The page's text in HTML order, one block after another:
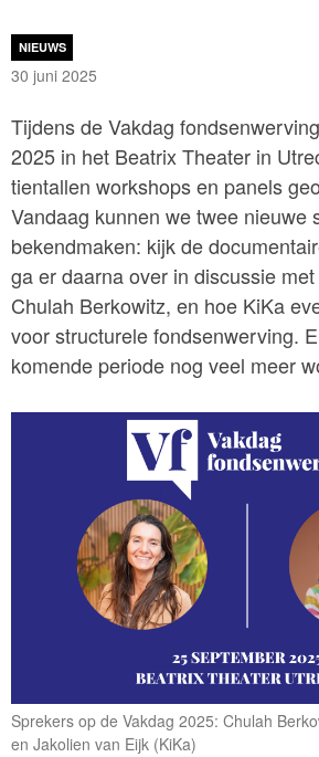
NIEUWS
30 juni 2025
Tijdens de Vakdag
2025 in het Beatrix Theater in
tientallen workshops en panels
Vandaag kunnen we twee nieuwe
bekendmaken: kijk de
ga er daarna over in discussie
Chulah Berkowitz, en hoe KiKa
voor structurele fondsenwerving.
komende periode nog veel meer
Sprekers op de Vakdag 2025: Chulah
en Jakolien van Eijk (KiKa)